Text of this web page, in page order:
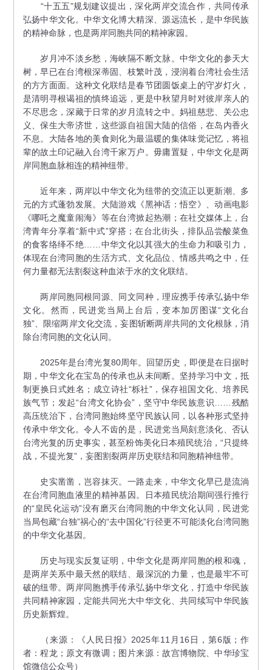
“十五五”规划建议提出，深化两岸交流合作，共同传承
弘扬中华文化。中华文化博大精深、源远流长，是中华民族
的精神命脉，也是两岸同胞共同的精神家园。
岁月冲不淡乡愁，海峡隔不断文脉。中华文化的参天大
树，早已在台湾根深蒂固、枝繁叶茂，浸润着台湾社会生活
的方方面面。这种文化联结是春节团圆饭桌上的守岁灯火，
是清明寻根谒祖的慎终追远，更是中秋望月时对彼岸亲人的
不尽思念，深藏于日常的岁月流转之中。妈祖慈悲、关公忠
义、保生大帝济世，这些源自祖国大陆的信俗，在岛内香火
不息。大陆各地的美食则化为最温暖的集体味觉记忆，将祖
辈的故土印记融入台湾千家万户。毋庸置疑，中华文化是两
岸同胞血脉相连的精神纽带。
近年来，两岸以中华文化为纽带的交流正以更新潮、多
元的方式蓬勃发展。大陆游戏《黑神话：悟空》、动画电影
《哪吒之魔童闹海》等在台湾掀起热潮；在社交媒体上，台
湾青年分享着“新中式”穿搭；在台北街头，排队品尝酸菜鱼
的食客络绎不绝……中华文化以其强大的生命力和吸引力，
体现在台湾同胞的生活方式、文化品位、情感共鸣之中，任
何力量都无法割裂这种血浓于水的文化联结。
两岸同胞同根同源、同文同种，理应携手传承弘扬中华
文化。然而，民进党当局上台后，变本加厉图谋“文化台
独”、限缩两岸文化交流，妄图斩断两岸共同的文化根脉，消
除台湾同胞的文化认同。
2025年是台湾光复80周年。回望历史，即便是在日据时
期，中华文化在宝岛的传承也从未间断。坚持学习中文，抵
制更换日式姓名；成立诗社“栎社”，保存祖国文化、培养民
族气节；发起“台湾文化协会”，坚守中华民族意识……残酷
高压统治下，台湾同胞始终坚守民族认同，以各种形式坚持
传承中华文化。令人不齿的是，民进党当局刻意淡化、否认
台湾光复的历史事实，甚至粉饰美化日本殖民统治，“只提终
战，不提光复”，妄图割裂两岸历史联结和同胞精神纽带。
史实凿凿，岂容抹灭。一路走来，中华文化早已是流淌
在台湾同胞血液里的精神基因。日本殖民统治期间强行推行
的“皇民化运动”没有磨灭台湾同胞的中华文化认同，民进党
当局包藏“台独”祸心的“去中国化”行径更不可能淡化台湾同胞
的中华文化基因。
历史与现实反复证明，中华文化是两岸同胞的根和魂，
是两岸关系中最天然的联结、最深沉的力量，也是最牢不可
破的纽带。两岸同胞携手传承弘扬中华文化，打造中华民族
共同精神家园，定能共同光大中华文化、共同续写中华民族
历史新辉煌。
（来源：《人民日报》 2025年11月16日， 第6版；作
者：程龙；原文有微调；图片来源：故宫博物院、中华珍宝
馆微信公众号）